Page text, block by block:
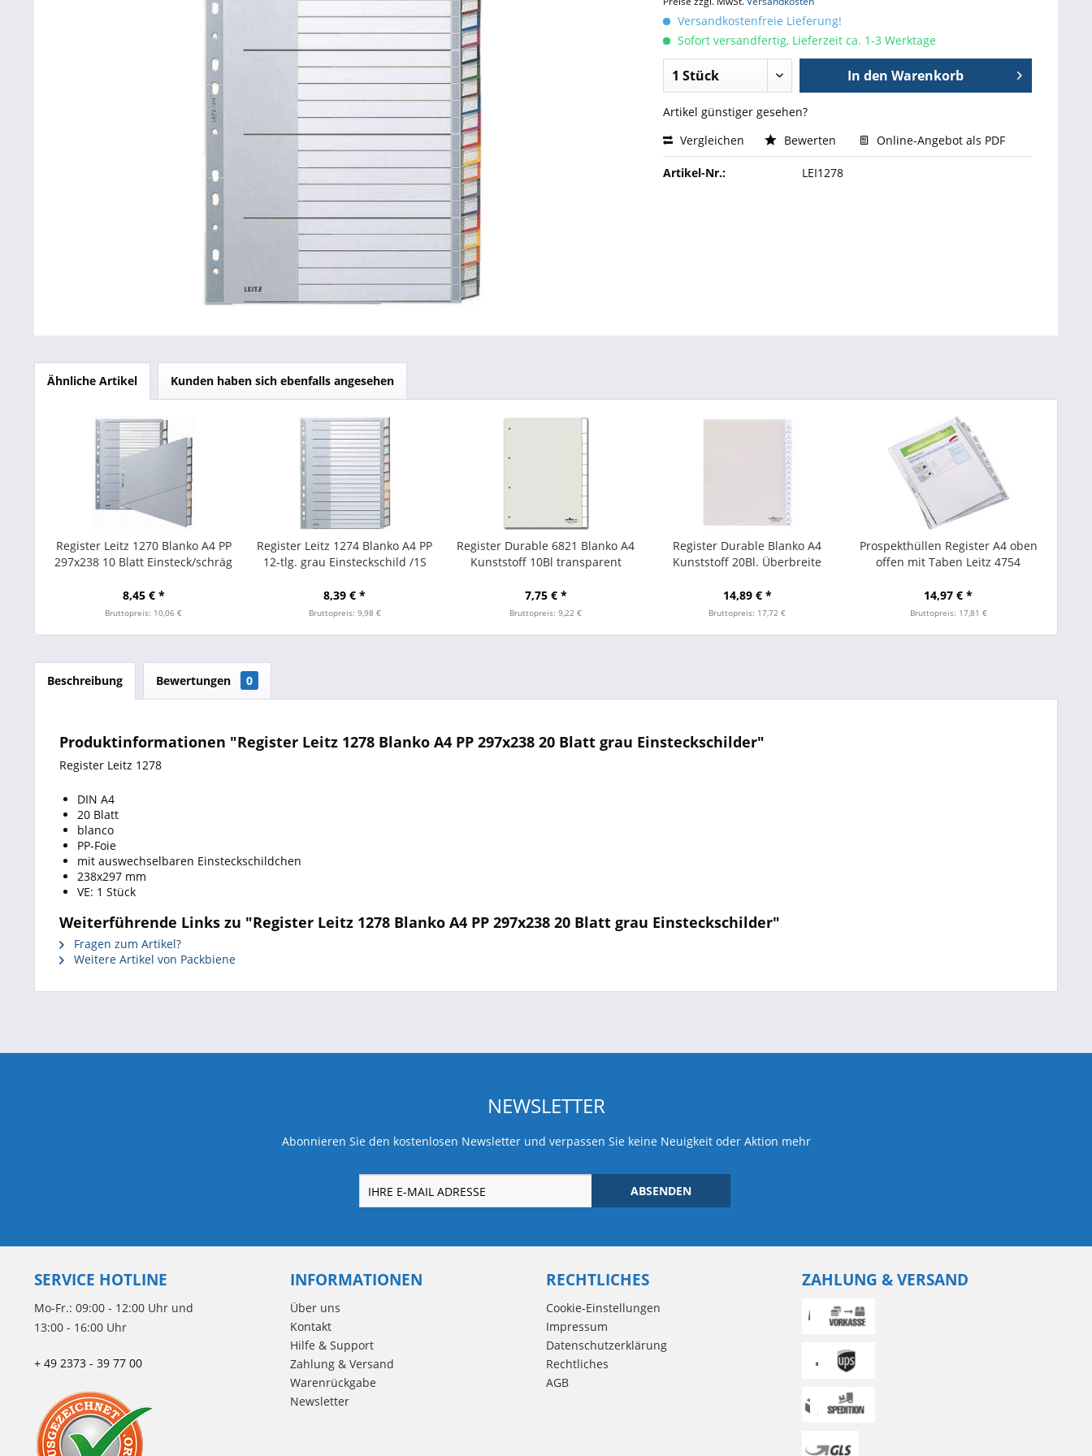
Betriebsausstattung & Lagerausstattung
Tragetaschen & Geschenkverpackungen
Versandkostenfreie Lieferung!
Sofort versandfertig, Lieferzeit ca. 1-3 Werktage
In den Warenkorb
Artikel günstiger gesehen?
Vergleichen
Bewerten Online-Angebot als PDF
Artikel-Nr.: LEI1278
Ähnliche Artikel Kunden haben sich ebenfalls angesehen
Register Leitz 1270 Blanko A4 PP
297x238 10 Blatt Einsteck/schräg
8,45 € *
Bruttopreis: 10,06 €
Register Leitz 1274 Blanko A4 PP
12-tlg. grau Einsteckschild /1S
8,39 € *
Bruttopreis: 9,98 €
Register Durable 6821 Blanko A4
Kunststoff 10Bl transparent
7,75 € *
Bruttopreis: 9,22 €
Register Durable Blanko A4
Kunststoff 20Bl. Überbreite
14,89 € *
Bruttopreis: 17,72 €
Prospekthüllen Register A4 oben
offen mit Taben Leitz 4754
14,97 € *
Bruttopreis: 17,81 €
Beschreibung Bewertungen 0
Produktinformationen "Register Leitz 1278 Blanko A4 PP 297x238 20 Blatt grau Einsteckschilder"
Register Leitz 1278
DIN A4
20 Blatt
blanco
PP-Foie
mit auswechselbaren Einsteckschildchen
238x297 mm
VE: 1 Stück
Weiterführende Links zu "Register Leitz 1278 Blanko A4 PP 297x238 20 Blatt grau Einsteckschilder"
Fragen zum Artikel?
Weitere Artikel von Packbiene
NEWSLETTER
Abonnieren Sie den kostenlosen Newsletter und verpassen Sie keine Neuigkeit oder Aktion mehr
ABSENDEN
SERVICE HOTLINE
Mo-Fr.: 09:00 - 12:00 Uhr und
13:00 - 16:00 Uhr
+ 49 2373 - 39 77 00
INFORMATIONEN
Über uns
Kontakt
Hilfe & Support
Zahlung & Versand
Warenrückgabe
Newsletter
RECHTLICHES
Cookie-Einstellungen
Impressum
Datenschutzerklärung
Rechtliches
AGB
ZAHLUNG & VERSAND